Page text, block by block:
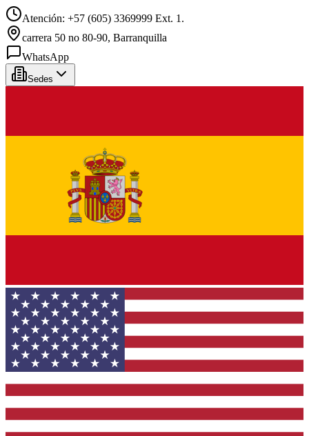
Atención: +57 (605) 3369999 Ext. 1.
carrera 50 no 80-90, Barranquilla
WhatsApp
Sedes